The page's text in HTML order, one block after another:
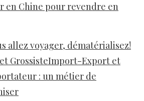
en Chine pour revendre en
allez voyager, dématérialisez!
GrossisteImport-Export et
: un métier de